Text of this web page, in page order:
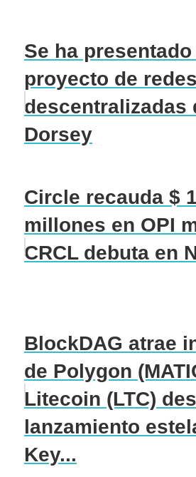
Se ha presentado
proyecto de
descentralizadas
Dorsey
Circle recauda $
millones en OPI
CRCL debuta en
BlockDAG atrae
de Polygon
Litecoin (LTC)
lanzamiento
Key...